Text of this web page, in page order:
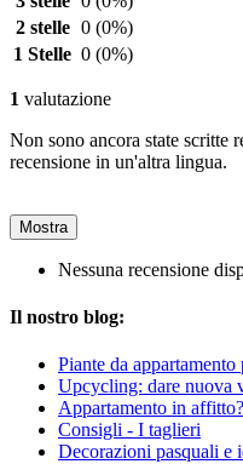
2 stelle 0 (0%)
1 Stelle 0 (0%)
1 valutazione
Non sono ancora state scritte
recensione in un'altra lingua.
Mostra
Nessuna recensione
Il nostro blog:
Piante da
Upcycling: dare nuova
Appartamento in
Consigli - I taglieri
Decorazioni pasquali e